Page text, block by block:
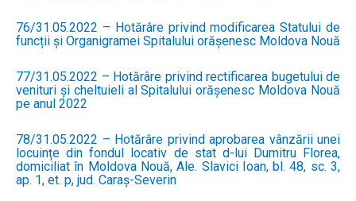
76/31.05.2022 – Hotărâre privind modificarea Statului de
funcții și Organigramei Spitalului orășenesc Moldova Nouă
77/31.05.2022 – Hotărâre privind rectificarea bugetului de
venituri și cheltuieli al Spitalului orășenesc Moldova Nouă
pe anul 2022
78/31.05.2022 – Hotărâre privind aprobarea vânzării unei
locuințe din fondul locativ de stat d-lui Dumitru Florea,
domiciliat în Moldova Nouă, Ale. Slavici Ioan, bl. 48, sc. 3,
ap. 1, et. p, jud. Caraș-Severin